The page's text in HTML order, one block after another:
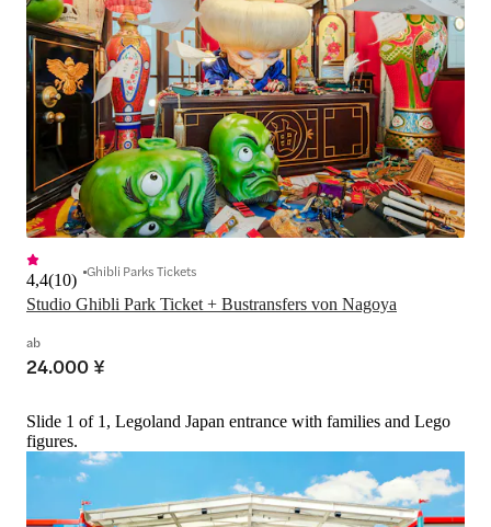
Studio Ghibli Park Ticket + Bustransfers von Nagoya
4,4(10) Ghibli Parks Tickets
ab
24.000 ¥
Slide 1 of 1, Legoland Japan entrance with families and Lego
figures.